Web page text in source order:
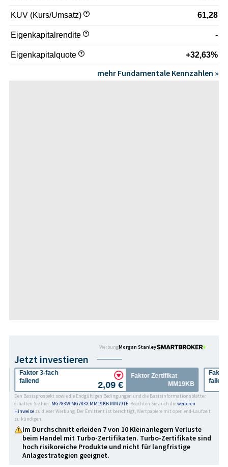
KUV (Kurs/Umsatz) 61,28
Eigenkapitalrendite -
Eigenkapitalquote +32,63%
mehr Fundamentale Kennzahlen »
WerbungMorgan Stanley
Jetzt investieren
Faktor 3-fach
fallend
2,09 €
Faktor Zertifikat
MM19KB
fallend
Den Basisprospekt sowie die Endgültigen Bedingungen und die Basisinformationsblätter
erhalten Sie hier: MG783W MG783X MM19KB MM79TE. Beachten Sie auch dieweiteren
Hinweise zu dieser Werbung. Der Emittent ist berechtigt, Wertpapiere mit open end-Laufzeit
zu kündigen.
Im Durchschnitt erleiden 7 von 10 Kleinanlegern Verluste
beim Handel mit Turbo-Zertifikaten. Turbo-Zertifikate sind
hoch risikoreiche Produkte und nicht für langfristige
Anlage­strategien geeignet.